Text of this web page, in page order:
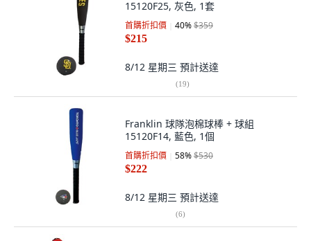
15120F25, 灰色, 1套
首購折扣價 40%$359
$215
8/12 星期三 預計送達
(19)
Franklin 球隊泡棉球棒 + 球組
15120F14, 藍色, 1個
首購折扣價 58%$530
$222
8/12 星期三 預計送達
(6)